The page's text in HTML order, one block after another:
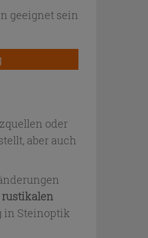
geeignet sein
oder
aber auch
in Steinoptik